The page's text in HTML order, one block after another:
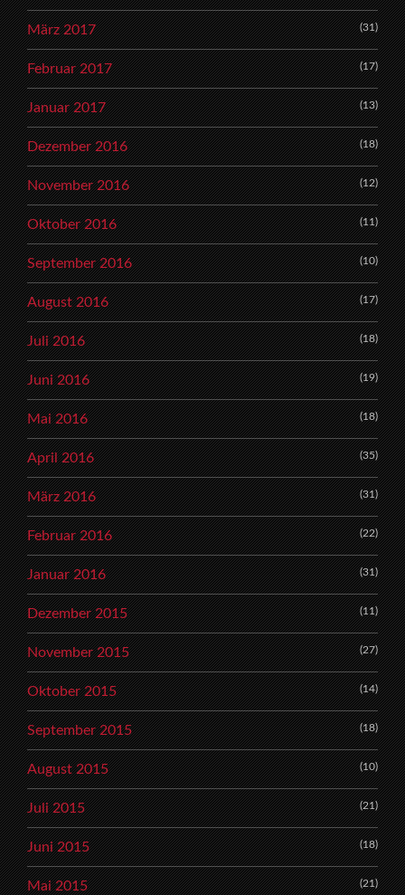
März 2017 (31)
Februar 2017 (17)
Januar 2017 (13)
Dezember 2016 (18)
November 2016 (12)
Oktober 2016 (11)
September 2016 (10)
August 2016 (17)
Juli 2016 (18)
Juni 2016 (19)
Mai 2016 (18)
April 2016 (35)
März 2016 (31)
Februar 2016 (22)
Januar 2016 (31)
Dezember 2015 (11)
November 2015 (27)
Oktober 2015 (14)
September 2015 (18)
August 2015 (10)
Juli 2015 (21)
Juni 2015 (18)
Mai 2015 (21)